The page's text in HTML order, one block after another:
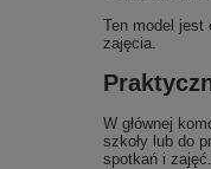
Ten model jest
zajęcia.
W głównej
szkoły lub do
spotkań i zajęć.